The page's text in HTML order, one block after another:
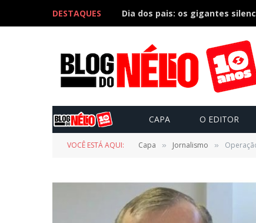
DESTAQUES Dia dos pais: os gigantes
CAPA O EDITOR
VOCÊ ESTÁ AQUI: Capa » Jornalismo »